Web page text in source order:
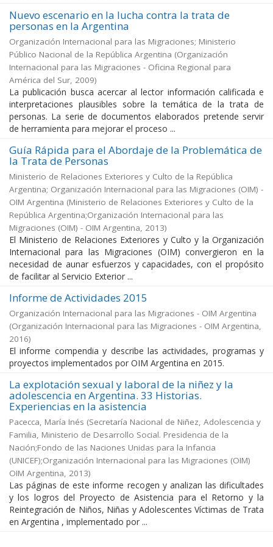
Nuevo escenario en la lucha contra la trata de
personas en la Argentina
Organización Internacional para las Migraciones; Ministerio
Público Nacional de la República Argentina (Organización
Internacional para las Migraciones - Oficina Regional para
América del Sur, 2009)
La publicación busca acercar al lector información calificada e
interpretaciones plausibles sobre la temática de la trata de
personas. La serie de documentos elaborados pretende servir
de herramienta para mejorar el proceso ...
Guía Rápida para el Abordaje de la Problemática de
la Trata de Personas
Ministerio de Relaciones Exteriores y Culto de la República
Argentina; Organización Internacional para las Migraciones (OIM) -
OIM Argentina (Ministerio de Relaciones Exteriores y Culto de la
República Argentina;Organización Internacional para las
Migraciones (OIM) - OIM Argentina, 2013)
El Ministerio de Relaciones Exteriores y Culto y la Organización
Internacional para las Migraciones (OIM) convergieron en la
necesidad de aunar esfuerzos y capacidades, con el propósito
de facilitar al Servicio Exterior ...
Informe de Actividades 2015
Organización Internacional para las Migraciones - OIM Argentina
(Organización Internacional para las Migraciones - OIM Argentina,
2016)
El informe compendia y describe las actividades, programas y
proyectos implementados por OIM Argentina en 2015.
La explotación sexual y laboral de la niñez y la
adolescencia en Argentina. 33 Historias.
Experiencias en la asistencia
Pacecca, María Inés (Secretaría Nacional de Niñez, Adolescencia y
Familia, Ministerio de Desarrollo Social. Presidencia de la
Nación;Fondo de las Naciones Unidas para la Infancia
(UNICEF);Organización Internacional para las Migraciones (OIM)
OIM Argentina, 2013)
Las páginas de este informe recogen y analizan las dificultades
y los logros del Proyecto de Asistencia para el Retorno y la
Reintegración de Niños, Niñas y Adolescentes Víctimas de Trata
en Argentina , implementado por ...